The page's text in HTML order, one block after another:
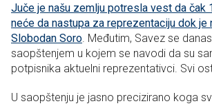
Juče je našu zemlju potresla vest da čak
neće da nastupa za reprezentaciju dok je
Slobodan Soro . Međutim, Savez se
saopštenjem u kojem se navodi da su
potpisnika aktuelni reprezentativci. Svi
U saopštenju je jasno precizirano koga